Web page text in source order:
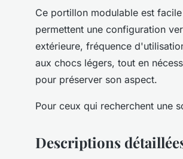
Ce portillon modulable est
permettent une configuration
extérieure, fréquence
aux chocs légers, tout en
pour préserver son aspect.
Pour ceux qui recherchent une
Descriptions